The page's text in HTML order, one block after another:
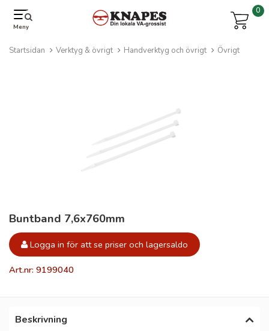
Meny
0
Startsidan Verktyg & övrigt Handverktyg och övrigt Övrigt
Buntband 7,6x760mm
Logga in för att se priser och lagersaldo
Art.nr: 9199040
Beskrivning